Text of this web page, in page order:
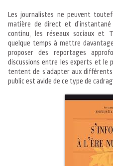
Les journalistes ne peuvent
matière de direct et
continu, les réseaux sociaux et
quelque temps à mettre
proposer des reportages
discussions entre les experts et le
tentent de s’adapter aux
public est avide de ce type de